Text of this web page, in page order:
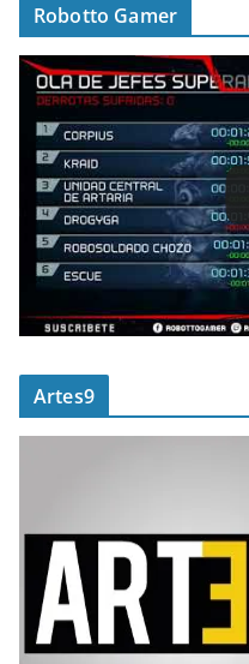
Robotto Gamer
Artes9